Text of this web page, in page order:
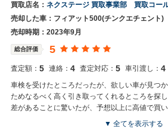
買取店名： ネクステージ 買取事業部 買取コー
売却した車：フィアット500(チンクエチェント)
売却時期：2023年9月
総合評価 5
査定額： 5 連絡： 4 査定対応： 5 車引渡し： 4
車検を受けたところだったが、欲しい車が見つ
ためなるべく高く引き取ってくれるところを探
差があることに驚いたが、予想以上に高値で買
▼ 全てを表示する